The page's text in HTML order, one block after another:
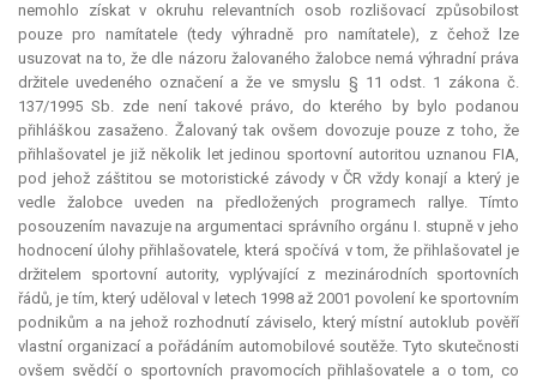
nemohlo získat v okruhu relevantních osob rozlišovací způsobilost
pouze pro namítatele (tedy výhradně pro namítatele), z čehož lze
usuzovat na to, že dle názoru žalovaného žalobce nemá výhradní práva
držitele uvedeného označení a že ve smyslu § 11 odst. 1 zákona č.
137/1995 Sb. zde není takové právo, do kterého by bylo podanou
přihláškou zasaženo. Žalovaný tak ovšem dovozuje pouze z toho, že
přihlašovatel je již několik let jedinou sportovní autoritou uznanou FIA,
pod jehož záštitou se motoristické závody v ČR vždy konají a který je
vedle žalobce uveden na předložených programech rallye. Tímto
posouzením navazuje na argumentaci správního orgánu I. stupně v jeho
hodnocení úlohy přihlašovatele, která spočívá v tom, že přihlašovatel je
držitelem sportovní autority, vyplývající z mezinárodních sportovních
řádů, je tím, který uděloval v letech 1998 až 2001 povolení ke sportovním
podnikům a na jehož rozhodnutí záviselo, který místní autoklub pověří
vlastní organizací a pořádáním automobilové soutěže. Tyto skutečnosti
ovšem svědčí o sportovních pravomocích přihlašovatele a o tom, co